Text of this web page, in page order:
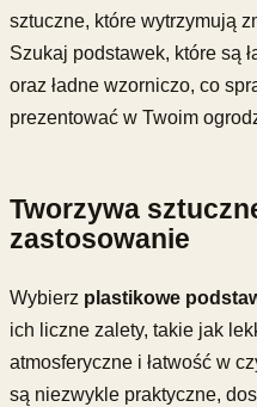
sztuczne, które wytrzymują
Szukaj podstawek, które są
oraz ładne wzorniczo, co
prezentować w Twoim
Tworzywa
zastosowanie
Wybierz plastikowe
ich liczne zalety, takie jak
atmosferyczne i łatwość w
są niezwykle praktyczne,